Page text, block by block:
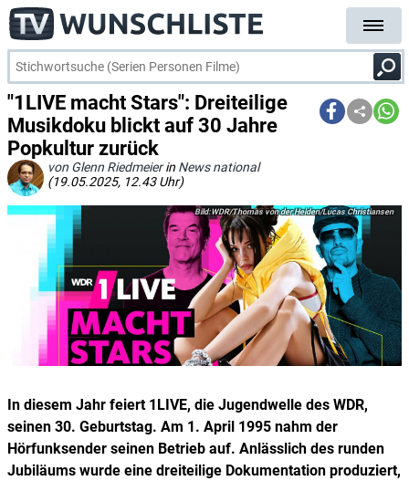
"1LIVE macht Stars": Dreiteilige
Musikdoku blickt auf 30 Jahre
Popkultur zurück
von Glenn Riedmeierin News national
(19.05.2025, 12.43 Uhr)
WDR/Thomas von der Heiden/Lucas Christiansen
In diesem Jahr feiert 1LIVE, die Jugendwelle des WDR,
seinen 30. Geburtstag. Am 1. April 1995 nahm der
Hörfunksender seinen Betrieb auf. Anlässlich des runden
Jubiläums wurde eine dreiteilige Dokumentation produziert,